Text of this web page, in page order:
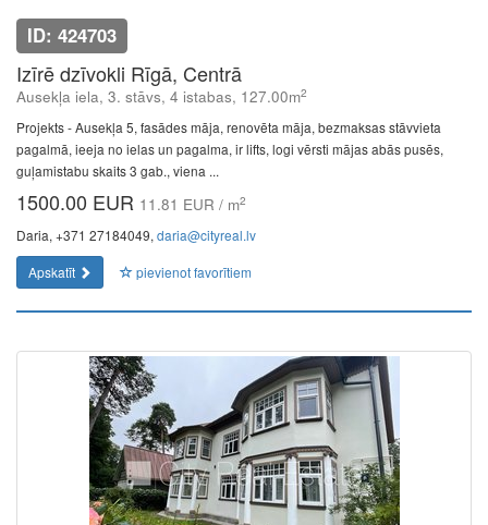
ID: 424703
Izīrē dzīvokli Rīgā, Centrā
Ausekļa iela, 3. stāvs, 4 istabas, 127.00m2
Projekts - Ausekļa 5, fasādes māja, renovēta māja, bezmaksas stāvvieta
pagalmā, ieeja no ielas un pagalma, ir lifts, logi vērsti mājas abās pusēs,
guļamistabu skaits 3 gab., viena ...
1500.00 EUR 11.81 EUR / m2
Daria, +371 27184049, daria@cityreal.lv
Apskatīt
pievienot favorītiem